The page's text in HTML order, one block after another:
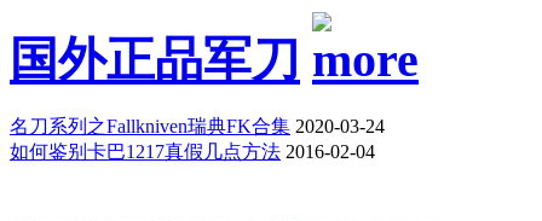
国外正品军刀
名刀系列之Fallkniven瑞典FK合集 2020-03-24
如何鉴别卡巴1217真假几点方法 2016-02-04